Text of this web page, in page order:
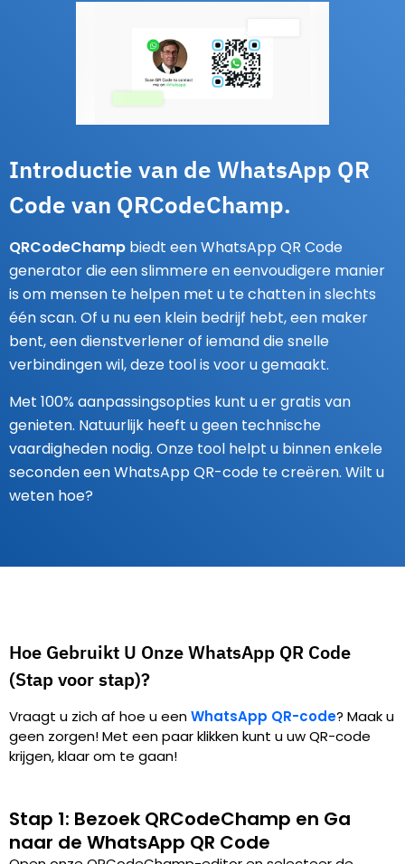
Introductie van de WhatsApp QR
Code van QRCodeChamp.
QRCodeChamp biedt een WhatsApp QR Code
generator die een slimmere en eenvoudigere manier
is om mensen te helpen met u te chatten in slechts
één scan. Of u nu een klein bedrijf hebt, een maker
bent, een dienstverlener of iemand die snelle
verbindingen wil, deze tool is voor u gemaakt.
Met 100% aanpassingsopties kunt u er gratis van
genieten. Natuurlijk heeft u geen technische
vaardigheden nodig. Onze tool helpt u binnen enkele
seconden een WhatsApp QR-code te creëren. Wilt u
weten hoe?
Hoe Gebruikt U Onze WhatsApp QR Code
(Stap voor stap)?
Vraagt u zich af hoe u eenWhatsApp QR-code? Maak u
geen zorgen! Met een paar klikken kunt u uw QR-code
krijgen, klaar om te gaan!
Stap 1: Bezoek QRCodeChamp en Ga
naar de WhatsApp QR Code